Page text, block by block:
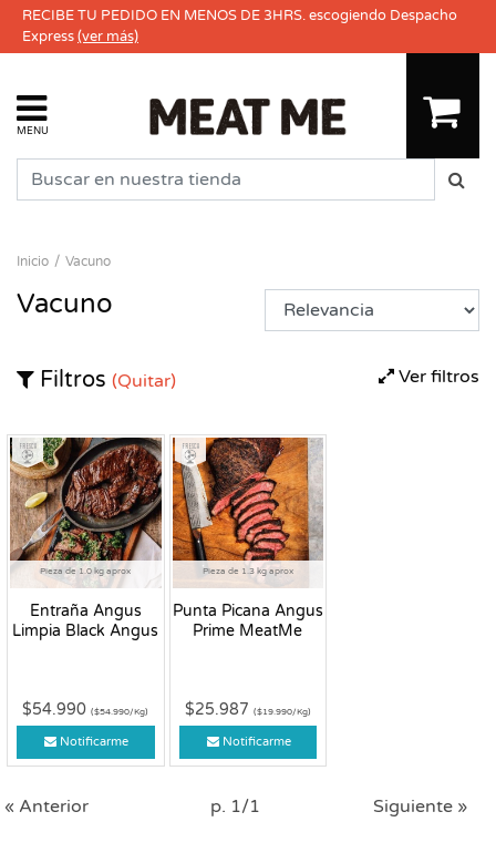
RECIBE TU PEDIDO EN MENOS DE 3HRS. escogiendo Despacho
Express(ver más)
MENU
Inicio Vacuno
Vacuno
Ver filtros
Filtros (Quitar)
Pieza de 1.0 kg aprox
Entraña Angus
Limpia Black Angus
Fresco
$54.990($54.990/Kg)
Notificarme
Pieza de 1.3 kg aprox
Punta Picana Angus
Prime MeatMe
Fresco
$25.987 ($19.990/Kg)
Notificarme
« Anterior p. 1/1 Siguiente »